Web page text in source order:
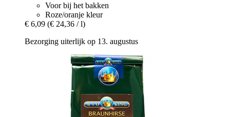
Voor bij het bakken
Roze/oranje kleur
€ 6,09 (€ 24,36 / l)
Bezorging uiterlijk op 13. augustus